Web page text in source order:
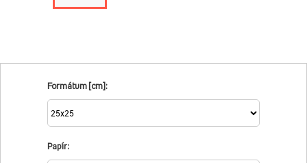
Formátum [cm]:
Papír: